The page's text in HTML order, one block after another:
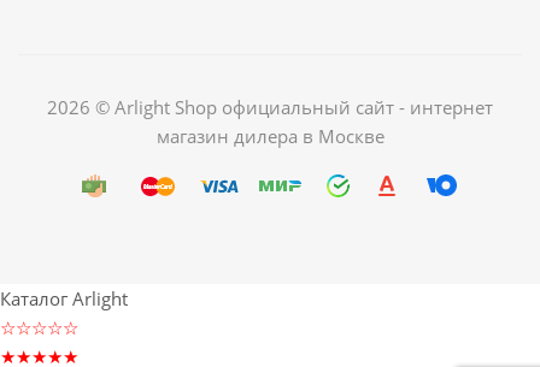
2026 © Arlight Shop официальный сайт - интернет
магазин дилера в Москве
Каталог Arlight
☆☆☆☆☆
★★★★★